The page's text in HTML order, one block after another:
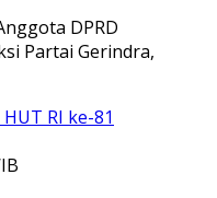
DPRD
Partai Gerindra,